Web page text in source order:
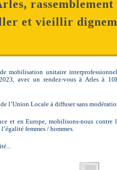
et vieillir
mobilisation unitaire
avec un rendez-vous à Arles à
l’Union Locale à diffuser sans
et en Europe, mobilisons-nous contre
femmes / hommes.